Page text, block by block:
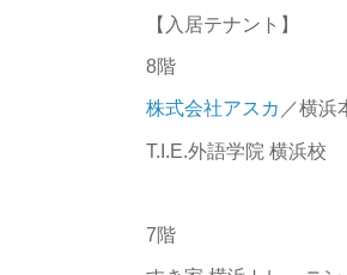
【入居テナント】
8階
株式会社アスカ ／横浜
T.I.E.外語学院 横浜校
7階